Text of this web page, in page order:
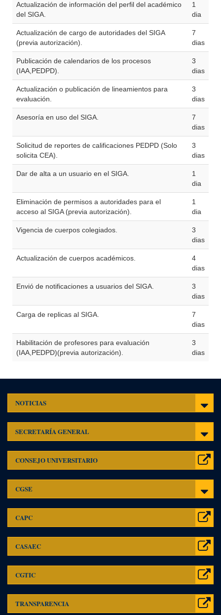
Actualización de información del perfil del académico
del SIGA.
1
dia
Actualización de cargo de autoridades del SIGA
(previa autorización).
7
dias
Publicación de calendarios de los procesos
(IAA,PEDPD).
3
dias
Actualización o publicación de lineamientos para
evaluación.
3
dias
Asesoría en uso del SIGA.
7
dias
Solicitud de reportes de calificaciones PEDPD (Solo
solicita CEA).
3
dias
Dar de alta a un usuario en el SIGA.
1
dia
Eliminación de permisos a autoridades para el
acceso al SIGA (previa autorización).
1
dia
Vigencia de cuerpos colegiados.
3
dias
Actualización de cuerpos académicos.
4
dias
Envió de notificaciones a usuarios del SIGA.
3
dias
Carga de replicas al SIGA.
7
dias
Habilitación de profesores para evaluación
(IAA,PEDPD)(previa autorización).
3
dias
NOTICIAS
SECRETARÍA GENERAL
CONSEJO UNIVERSITARIO
CGSE
CAPC
CAPC
CASAEC
CGTIC
TRANSPARENCIA